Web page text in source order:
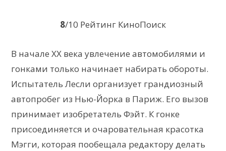
8/10 Рейтинг КиноПоиск
В начале XX века увлечение автомобилями и
гонками только начинает набирать обороты.
Испытатель Лесли организует грандиозный
автопробег из Нью-Йорка в Париж. Его вызов
принимает изобретатель Фэйт. К гонке
присоединяется и очаровательная красотка
Мэгги, которая пообещала редактору делать